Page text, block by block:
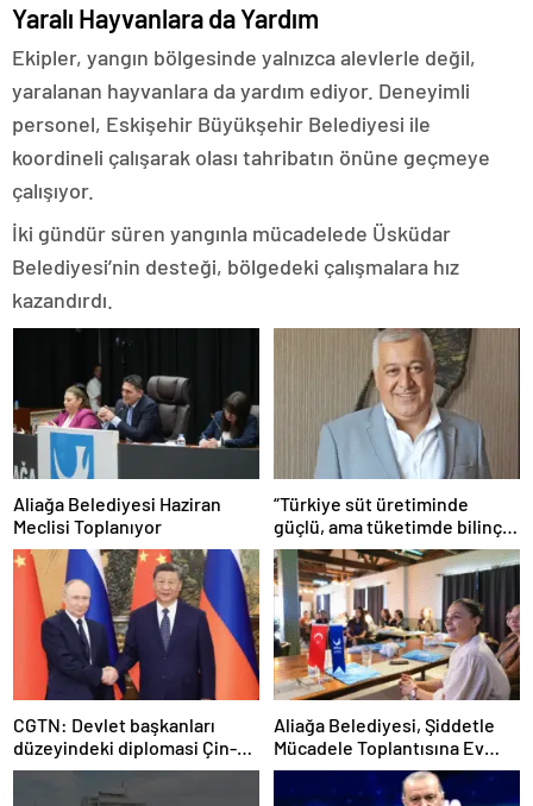
Yaralı Hayvanlara da Yardım
Ekipler, yangın bölgesinde yalnızca alevlerle değil,
yaralanan hayvanlara da yardım ediyor. Deneyimli
personel, Eskişehir Büyükşehir Belediyesi ile
koordineli çalışarak olası tahribatın önüne geçmeye
çalışıyor.
İki gündür süren yangınla mücadelede Üsküdar
Belediyesi’nin desteği, bölgedeki çalışmalara hız
kazandırdı.
Aliağa Belediyesi Haziran
Meclisi Toplanıyor
“Türkiye süt üretiminde
güçlü, ama tüketimde bilinç
şart”
CGTN: Devlet başkanları
düzeyindeki diplomasi Çin-
Rusya arasındaki büyüyen
ortaklığı güçlendiriyor
Aliağa Belediyesi, Şiddetle
Mücadele Toplantısına Ev
Sahipliği Yaptı